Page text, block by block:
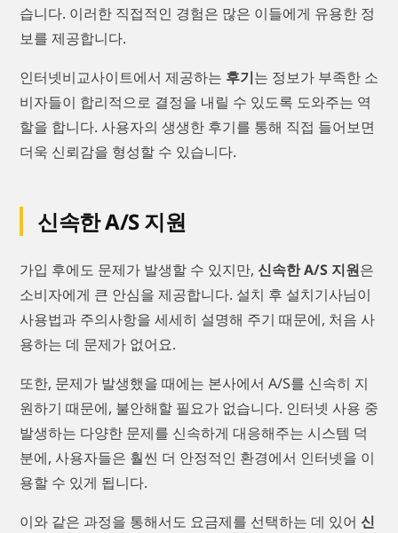
습니다. 이러한 직접적인 경험은 많은 이들에게 유용한 정
보를 제공합니다.
인터넷비교사이트에서 제공하는 후기는 정보가 부족한 소
비자들이 합리적으로 결정을 내릴 수 있도록 도와주는 역
할을 합니다. 사용자의 생생한 후기를 통해 직접 들어보면
더욱 신뢰감을 형성할 수 있습니다.
신속한 A/S 지원
가입 후에도 문제가 발생할 수 있지만, 신속한 A/S 지원은
소비자에게 큰 안심을 제공합니다. 설치 후 설치기사님이
사용법과 주의사항을 세세히 설명해 주기 때문에, 처음 사
용하는 데 문제가 없어요.
또한, 문제가 발생했을 때에는 본사에서 A/S를 신속히 지
원하기 때문에, 불안해할 필요가 없습니다. 인터넷 사용 중
발생하는 다양한 문제를 신속하게 대응해주는 시스템 덕
분에, 사용자들은 훨씬 더 안정적인 환경에서 인터넷을 이
용할 수 있게 됩니다.
이와 같은 과정을 통해서도 요금제를 선택하는 데 있어 신